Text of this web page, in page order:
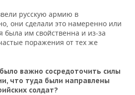
русскую армию в
они сделали это намеренно или
была им свойственна и из-за
поражения от тех же
важно сосредоточить силы
что туда были направлены
солдат?